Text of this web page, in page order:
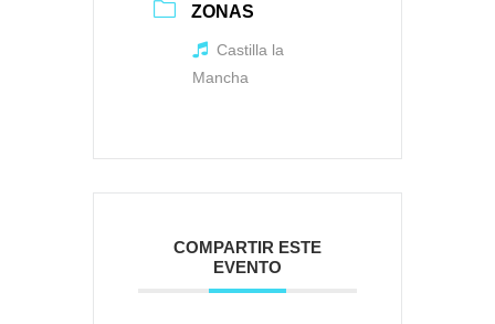
ZONAS
Castilla la
Mancha
COMPARTIR ESTE
EVENTO